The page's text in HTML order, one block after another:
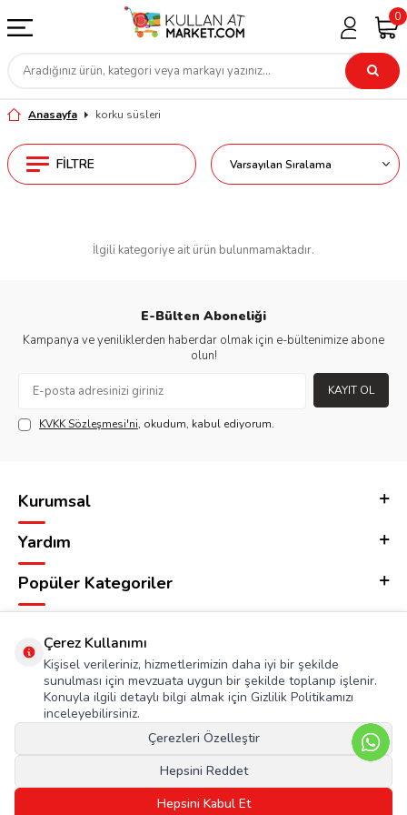
0
Anasayfa korku süsleri
FILTRE
İlgili kategoriye ait ürün bulunmamaktadır.
E-Bülten Aboneliği
Kampanya ve yeniliklerden haberdar olmak için e-bültenimize abone
olun!
KAYIT OL
KVKK Sözleşmesi'ni, okudum, kabul ediyorum.
Kurumsal
Yardım
Popüler Kategoriler
Çerez Kullanımı
Kişisel verileriniz, hizmetlerimizin daha iyi bir şekilde
sunulması için mevzuata uygun bir şekilde toplanıp işlenir.
Konuyla ilgili detaylı bilgi almak için Gizlilik Politikamızı
inceleyebilirsiniz.
Çerezleri Özelleştir
Hepsini Reddet
Hepsini Kabul Et